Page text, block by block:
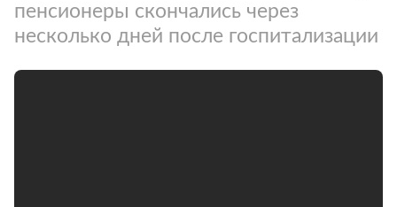
пенсионеры скончались через
несколько дней после госпитализации